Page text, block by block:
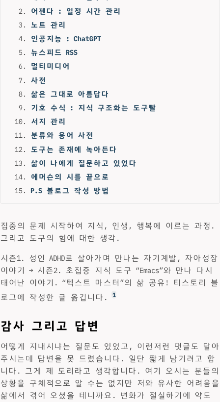
어젠다 : 일정 시간 관리
노트 관리
인공지능 : ChatGPT
뉴스피드 RSS
멀티미디어
사전
삶은 그대로 아름답다
기호 수식 : 지식 구조화는 도구빨
서지 관리
분류와 용어 사전
도구는 존재에 녹아든다
삶이 나에게 질문하고 있었다
에머슨의 시를 끝으로
P.S 블로그 작성 방법
집중의 문제 시작하여 지식, 인생, 행복에 이르는 과정.
그리고 도구의 힘에 대한 생각.
시즌1. 성인 ADHD로 살아가며 만나는 자기계발, 자아성장
이야기 → 시즌2. 초집중 지식 도구 “Emacs”와 만나 다시
태어난 이야기. “텍스트 마스터”의 삶 공유! 티스토리 블
로그에 작성한 글 옮깁니다.
1
감사 그리고 답변
어떻게 지내시냐는 질문도 있었고, 이런저런 댓글도 달아
주시는데 답변을 못 드렸습니다. 일단 짧게 남기려고 합
니다. 그게 제 도리라고 생각합니다. 여기 오시는 분들의
상황을 구체적으로 알 수는 없지만 저와 유사한 어려움을
삶에서 겪어 오셨을 테니까요. 변화가 절실하기에 약도